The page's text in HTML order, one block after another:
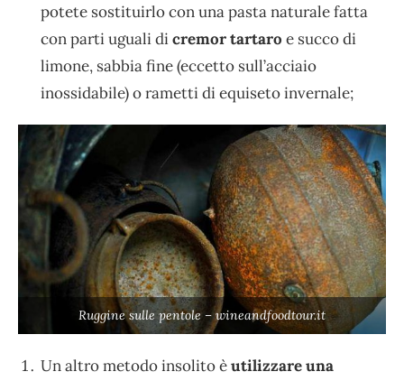
potete sostituirlo con una pasta naturale fatta
con parti uguali dicremor tartaro e succo di
limone, sabbia fine (eccetto sull’acciaio
inossidabile) o rametti di equiseto invernale;
Ruggine sulle pentole – wineandfoodtour.it
Un altro metodo insolito èutilizzare una